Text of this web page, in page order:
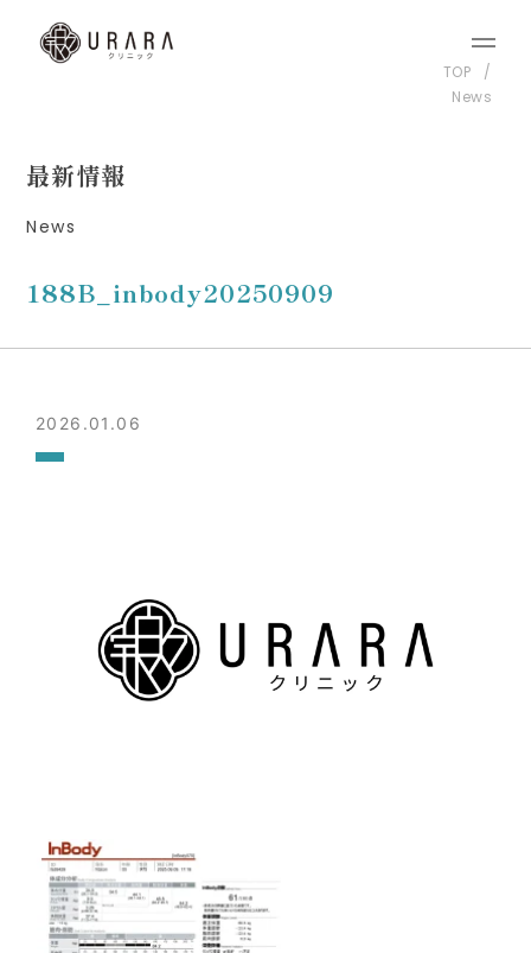
TOP
News
最新情報
News
188B_inbody20250909
2026.01.06